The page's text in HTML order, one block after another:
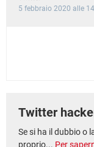
5 febbraio 2020 alle
Twitter
Se si ha il dubbio o
proprio... Per